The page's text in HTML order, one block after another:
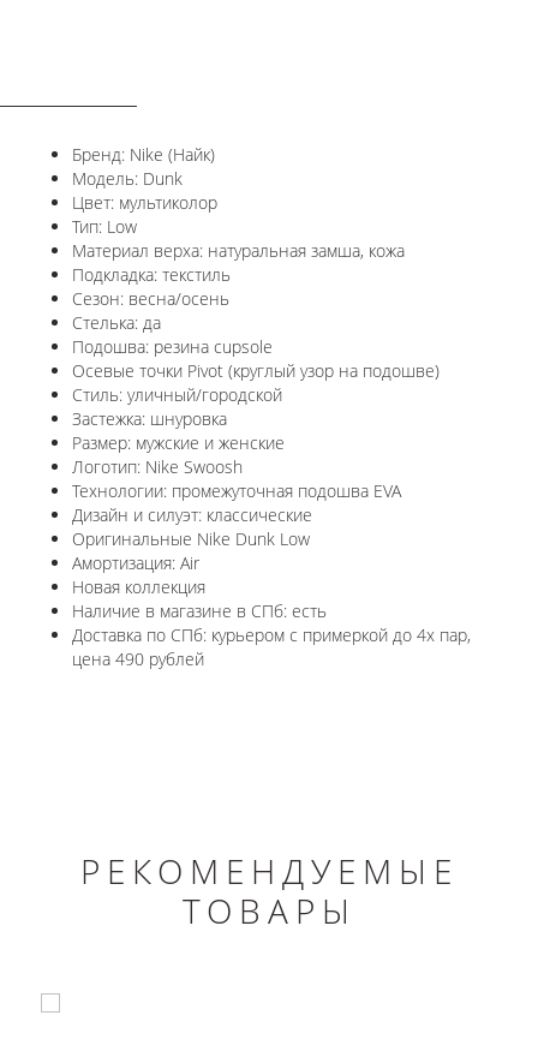
Бренд: Nike (Найк)
Модель: Dunk
Цвет: мультиколор
Тип: Low
Материал верха: натуральная замша, кожа
Подкладка: текстиль
Сезон: весна/осень
Стелька: да
Подошва: резина cupsole
Осевые точки Pivot (круглый узор на подошве)
Стиль: уличный/городской
Застежка: шнуровка
Размер: мужские и женские
Логотип: Nike Swoosh
Технологии: промежуточная подошва EVA
Дизайн и силуэт: классические
Оригинальные Nike Dunk Low
Амортизация: Air
Новая коллекция
Наличие в магазине в СПб: есть
Доставка по СПб: курьером с примеркой до 4х пар,
цена 490 рублей
РЕКОМЕНДУЕМЫЕ
ТОВАРЫ